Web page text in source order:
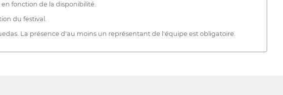
fonction de la disponibilité.
du festival.
La présence d'au moins un représentant de l'équipe est obligatoire.